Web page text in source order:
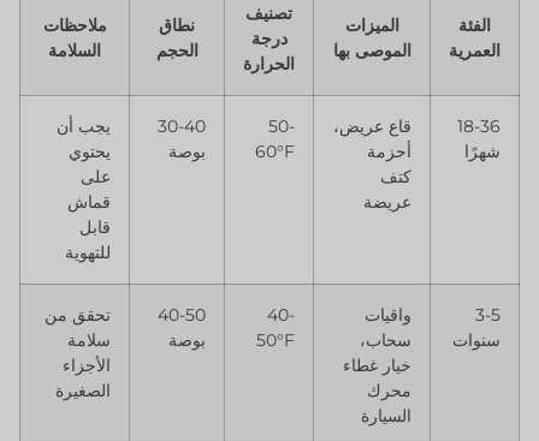
الفئة
العمرية
الميزات
الموصى بها
تصنيف
درجة
الحرارة
نطاق
الحجم
ملاحظات
السلامة
18-36
شهرًا
قاع عريض،
أحزمة
كتف
عريضة
50-
60°F
30-40
بوصة
يجب أن
يحتوي
على
قماش
قابل
للتهوية
3-5
سنوات
واقيات
سحاب،
خيار غطاء
محرك
السيارة
40-
50°F
40-50
بوصة
تحقق من
سلامة
الأجزاء
الصغيرة